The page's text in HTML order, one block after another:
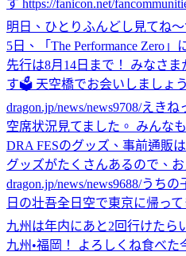
す https://fanicon.net/
明日、ひとりふんどし見てね〜
5日、「The Performance Zero
先行は8月14日まで！ みなさ
す🗳️ 天空橋でお会いしましょう
dragon.jp/news/news9708/えきね
空席状況見てました。 みんな
DRA FESのグッズ、事前通販
グッズがたくさんあるので、お
dragon.jp/news/news9688/うちの
日の壮吾全日空で東京に帰っ
九州は年内にあと2回行けたら
九州•福岡！ よろしくね食べた